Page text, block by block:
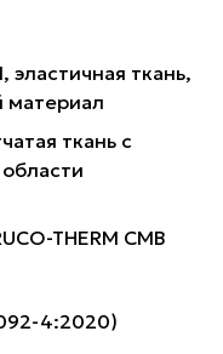
ткань,
материал
ткань с
THERM CMB
4:2020)